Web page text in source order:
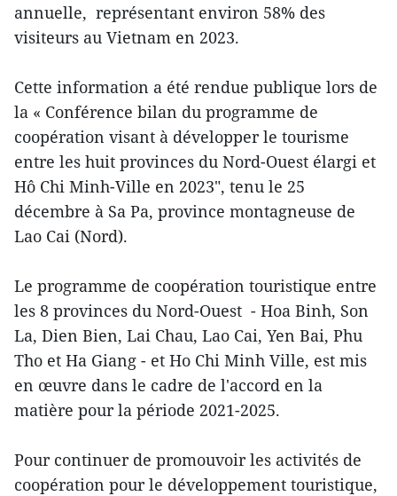
annuelle, représentant environ 58% des
visiteurs au Vietnam en 2023.
Cette information a été rendue publique lors de
la « Conférence bilan du programme de
coopération visant à développer le tourisme
entre les huit provinces du Nord-Ouest élargi et
Hô Chi Minh-Ville en 2023", tenu le 25
décembre à Sa Pa, province montagneuse de
Lao Cai (Nord).
Le programme de coopération touristique entre
les 8 provinces du Nord-Ouest - Hoa Binh, Son
La, Dien Bien, Lai Chau, Lao Cai, Yen Bai, Phu
Tho et Ha Giang - et Ho Chi Minh Ville, est mis
en œuvre dans le cadre de l'accord en la
matière pour la période 2021-2025.
Pour continuer de promouvoir les activités de
coopération pour le développement touristique,